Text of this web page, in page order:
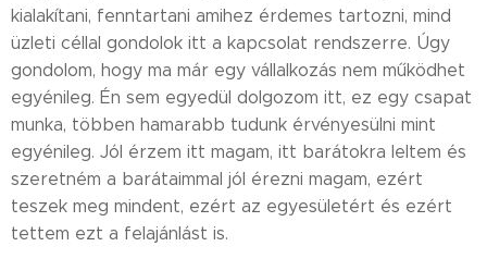
kialakítani, fenntartani amihez érdemes tartozni, mind
üzleti céllal gondolok itt a kapcsolat rendszerre. Úgy
gondolom, hogy ma már egy vállalkozás nem működhet
egyénileg. Én sem egyedül dolgozom itt, ez egy csapat
munka, többen hamarabb tudunk érvényesülni mint
egyénileg. Jól érzem itt magam, itt barátokra leltem és
szeretném a barátaimmal jól érezni magam, ezért
teszek meg mindent, ezért az egyesületért és ezért
tettem ezt a felajánlást is.